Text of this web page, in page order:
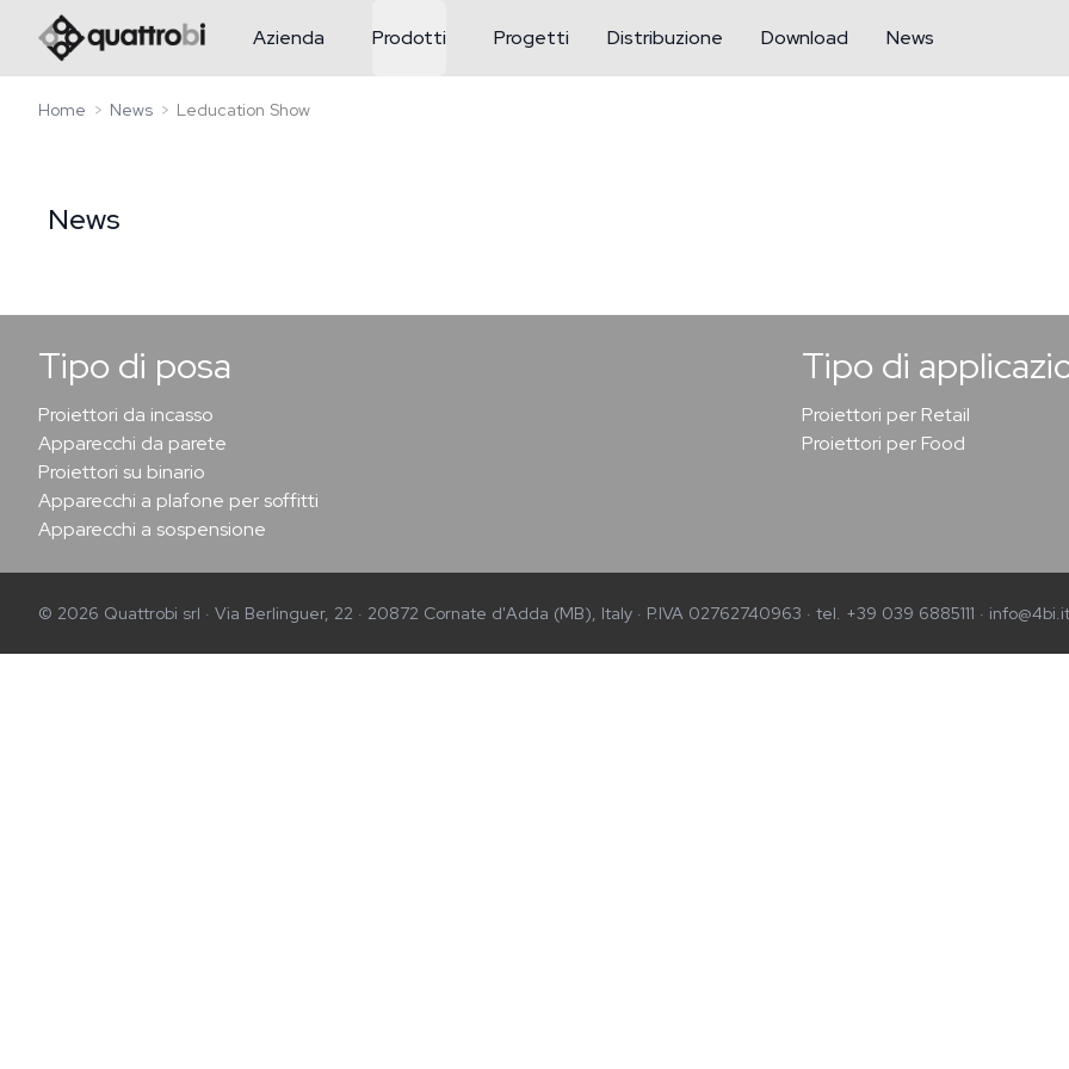
logo quattrobi Azienda Prodotti Progetti Distribuzione Download News
Home News Leducation Show
News
Tipo di posa
Proiettori da incasso
Apparecchi da parete
Proiettori su binario
Apparecchi a plafone per soffitti
Apparecchi a sospensione
Tipo di
Proiettori per Retail
Proiettori per Food
© 2026 Quattrobi srl · Via Berlinguer, 22 · 20872 Cornate d'Adda (MB), Italy · P.IVA 02762740963 · tel. +39 039 6885111 · info@4bi.it